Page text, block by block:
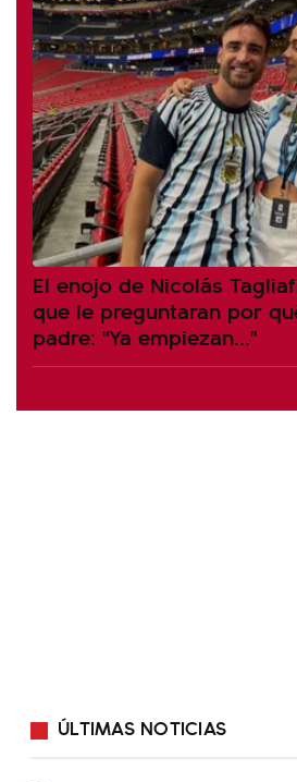
El enojo de Nicolás
que le preguntaran por
padre: "Ya empiezan..."
ÚLTIMAS NOTICIAS